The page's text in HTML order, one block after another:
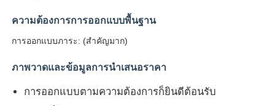
ความต้องการการออกแบบพื้นฐาน
การออกแบบภาระ: (สําคัญมาก)
ภาพวาดและข้อมูลการนําเสนอราคา
การออกแบบตามความต้องการก็ยินดีต้อนรับ